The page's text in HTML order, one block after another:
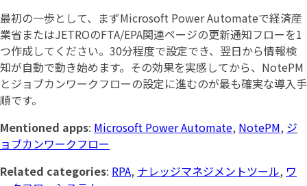
最初の一歩として、まずMicrosoft Power Automateで経済産
業省またはJETROのFTA/EPA関連ページの更新通知フローを1
つ作成してください。30分程度で設定でき、翌日から情報検
知が自動で動き始めます。その効果を実感してから、NotePM
とジョブカンワークフローの設定に進むのが最も確実な導入手
順です。
Mentioned apps: Microsoft Power Automate, NotePM, ジ
ョブカンワークフロー
Related categories: RPA, ナレッジマネジメントツール, ワ